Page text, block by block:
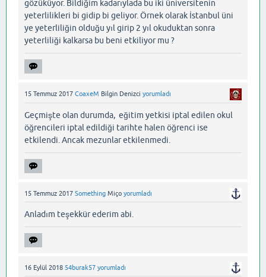
gözüküyor. Bildiğim kadarıylada bu iki üniversitenin
yeterlilikleri bi gidip bi geliyor. Örnek olarak İstanbul üni
ye yeterliliğin olduğu yıl girip 2 yıl okuduktan sonra
yeterliliği kalkarsa bu beni etkiliyor mu ?
15 Temmuz 2017 CoaxeM Bilgin Denizci yorumladı
Geçmişte olan durumda, eğitim yetkisi iptal edilen okul
öğrencileri iptal edildiği tarihte halen öğrenci ise
etkilendi. Ancak mezunlar etkilenmedi.
15 Temmuz 2017 Something Miço yorumladı
Anladım teşekkür ederim abi.
16 Eylül 2018 54burak57 yorumladı